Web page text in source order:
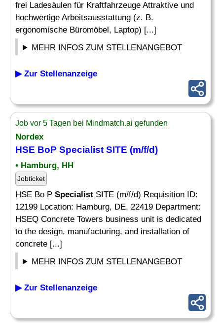
frei Ladesäulen für Kraftfahrzeuge Attraktive und
hochwertige Arbeitsausstattung (z. B.
ergonomische Büromöbel, Laptop) [...]
MEHR INFOS ZUM STELLENANGEBOT
▶ Zur Stellenanzeige
Job vor 5 Tagen bei Mindmatch.ai gefunden
Nordex
HSE BoP Specialist SITE (m/f/d)
• Hamburg, HH
Jobticket
HSE Bo P Specialist SITE (m/f/d) Requisition ID:
12199 Location: Hamburg, DE, 22419 Department:
HSEQ Concrete Towers business unit is dedicated
to the design, manufacturing, and installation of
concrete [...]
MEHR INFOS ZUM STELLENANGEBOT
▶ Zur Stellenanzeige